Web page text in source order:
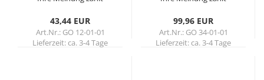
43,44 EUR
Art.Nr.: GO 12-01-01
Lieferzeit:ca. 3-4 Tage
99,96 EUR
Art.Nr.: GO 34-01-01
Lieferzeit:ca. 3-4 Tage